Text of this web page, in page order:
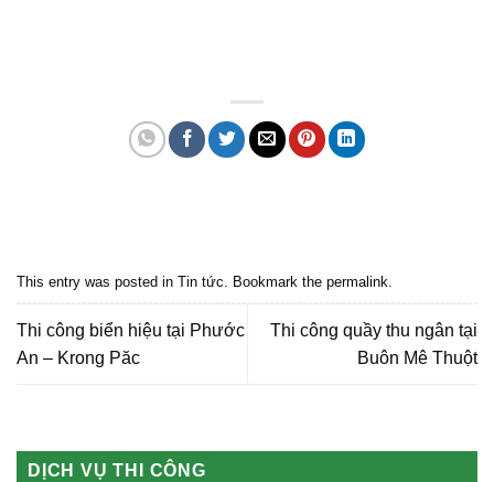
This entry was posted in Tin tức. Bookmark the permalink.
Thi công biển hiệu tại Phước
An – Krong Păc
Thi công quầy thu ngân tại
Buôn Mê Thuột
DỊCH VỤ THI CÔNG